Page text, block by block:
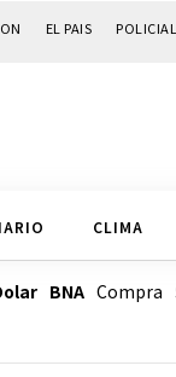
EL PAIS
CLIMA
BNACompra